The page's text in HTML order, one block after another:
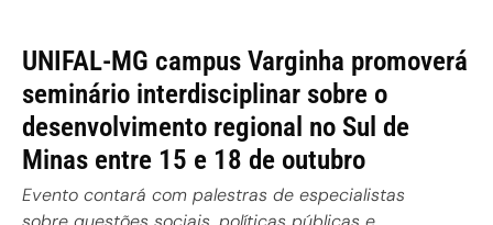
UNIFAL-MG campus Varginha promoverá
seminário interdisciplinar sobre o
desenvolvimento regional no Sul de
Minas entre 15 e 18 de outubro
Evento contará com palestras de especialistas